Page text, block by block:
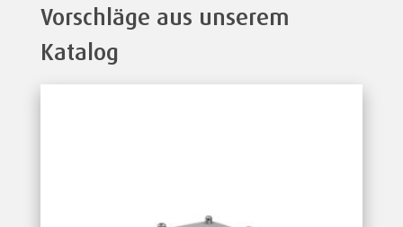
Vorschläge aus unserem
Katalog